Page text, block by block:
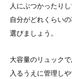
人にぶつかったり
自分がどれくらい
選びましょう。
大容量のリュック
入るうえに管理し